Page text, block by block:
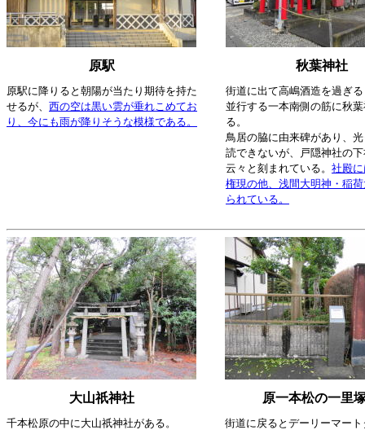
原駅 秋葉神社
原駅に降りると朝陽が当たり期待を持た
せるが、 西の空は黒い雲が垂れこめてお
り、今にも雨が降りそうな模様である。
街道に出て高嶋酒造を過ぎ
並行する一本南側の筋に秋
る。
鳥居の脇に由来碑があり、
読できないが、戸隠神社の
云々と刻まれている。 社殿
権現の他、浅間大明神・稲
られている。
大山祇神社 原一本松の一里
千本松原の中に大山祇神社がある。
街道に戻るとデーリーマー